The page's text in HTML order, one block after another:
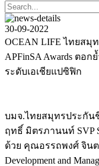
30-09-2022
OCEAN LIFE ไทยส
APFinSA Awards ตอ
ระดับเอเชียแปซิฟิก
บมจ.ไทยสมุทรประกัน
ฤทธิ์ มิตรภานนท์ SVP
ด้วย คุณอรรถพงศ์ จินต
Development and